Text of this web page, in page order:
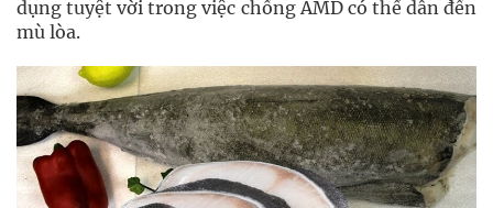
dụng tuyệt vời trong việc chống AMD có thể dẫn đến
mù lòa.